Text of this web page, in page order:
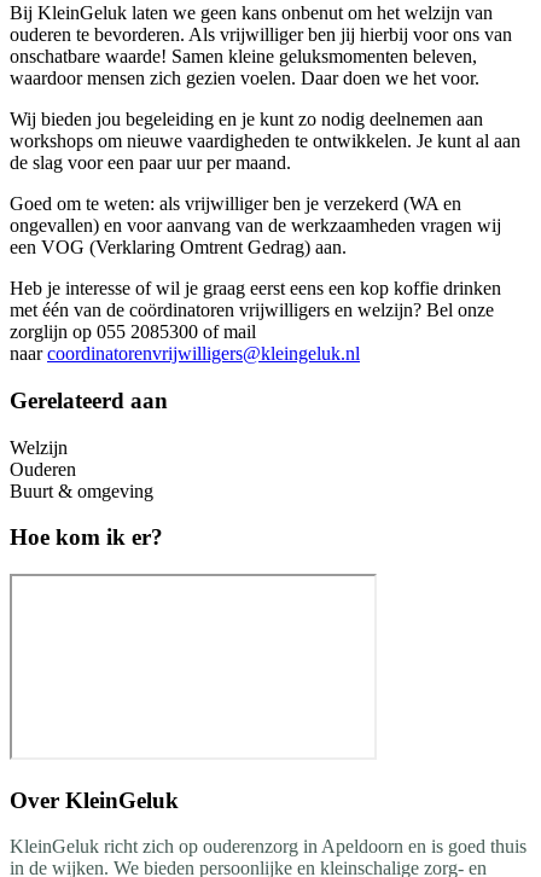
Bij KleinGeluk laten we geen kans onbenut om het welzijn van
ouderen te bevorderen. Als vrijwilliger ben jij hierbij voor ons van
onschatbare waarde! Samen kleine geluksmomenten beleven,
waardoor mensen zich gezien voelen. Daar doen we het voor.
Wij bieden jou begeleiding en je kunt zo nodig deelnemen aan
workshops om nieuwe vaardigheden te ontwikkelen. Je kunt al aan
de slag voor een paar uur per maand.
Goed om te weten: als vrijwilliger ben je verzekerd (WA en
ongevallen) en voor aanvang van de werkzaamheden vragen wij
een VOG (Verklaring Omtrent Gedrag) aan.
Heb je interesse of wil je graag eerst eens een kop koffie drinken
met één van de coördinatoren vrijwilligers en welzijn? Bel onze
zorglijn op 055 2085300 of mail
naarcoordinatorenvrijwilligers@kleingeluk.nl
Gerelateerd aan
Welzijn
Ouderen
Buurt & omgeving
Hoe kom ik er?
Over KleinGeluk
KleinGeluk richt zich op ouderenzorg in Apeldoorn en is goed thuis
in de wijken. We bieden persoonlijke en kleinschalige zorg- en